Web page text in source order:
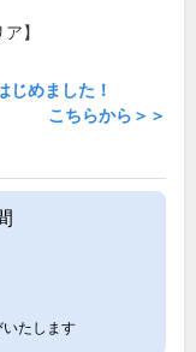
】
じめました！
こちらから＞＞
いたします